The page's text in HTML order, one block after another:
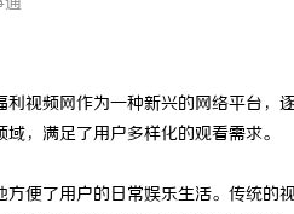
通
利视频网作为一种新兴的网络平台
，满足了用户多样化的观看需求。
便了用户的日常娱乐生活。传统